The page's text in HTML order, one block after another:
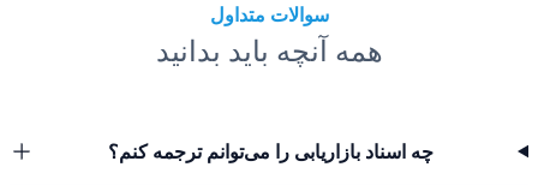
سوالات متداول
همه آنچه باید بدانید
چه اسناد بازاریابی را می‌توانم ترجمه کنم؟